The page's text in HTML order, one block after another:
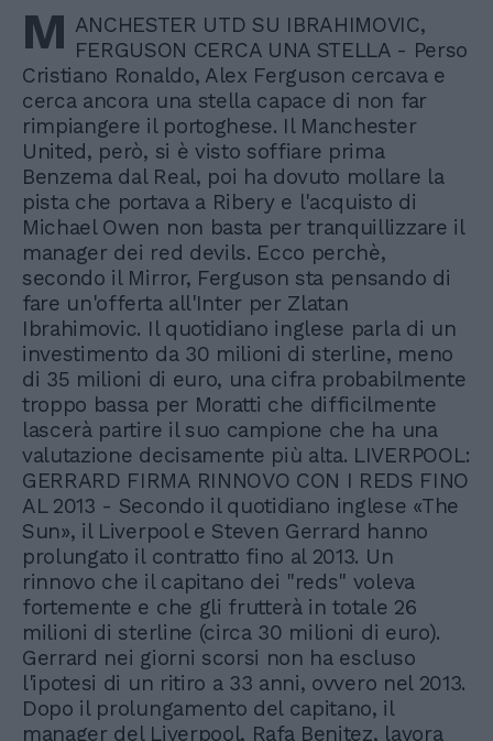
M ANCHESTER UTD SU IBRAHIMOVIC,
FERGUSON CERCA UNA STELLA - Perso
Cristiano Ronaldo, Alex Ferguson cercava e
cerca ancora una stella capace di non far
rimpiangere il portoghese. Il Manchester
United, però, si è visto soffiare prima
Benzema dal Real, poi ha dovuto mollare la
pista che portava a Ribery e l'acquisto di
Michael Owen non basta per tranquillizzare il
manager dei red devils. Ecco perchè,
secondo il Mirror, Ferguson sta pensando di
fare un'offerta all'Inter per Zlatan
Ibrahimovic. Il quotidiano inglese parla di un
investimento da 30 milioni di sterline, meno
di 35 milioni di euro, una cifra probabilmente
troppo bassa per Moratti che difficilmente
lascerà partire il suo campione che ha una
valutazione decisamente più alta. LIVERPOOL:
GERRARD FIRMA RINNOVO CON I REDS FINO
AL 2013 - Secondo il quotidiano inglese «The
Sun», il Liverpool e Steven Gerrard hanno
prolungato il contratto fino al 2013. Un
rinnovo che il capitano dei "reds" voleva
fortemente e che gli frutterà in totale 26
milioni di sterline (circa 30 milioni di euro).
Gerrard nei giorni scorsi non ha escluso
l'ipotesi di un ritiro a 33 anni, ovvero nel 2013.
Dopo il prolungamento del capitano, il
manager del Liverpool, Rafa Benitez, lavora